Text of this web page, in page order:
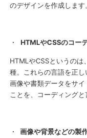
のデザインを作成します
・ HTMLやCSSのコー
HTMLやCSSというのは
種。これらの言語を正し
画像や書類データをサ
ことを、コーディングと
・ 画像や背景などの製